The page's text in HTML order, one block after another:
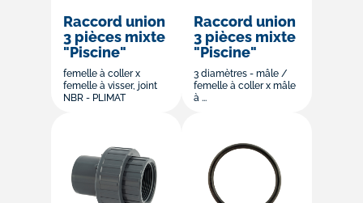
Raccord union
3 pièces mixte
"Piscine"
femelle à coller x
femelle à visser, joint
NBR - PLIMAT
Raccord union
3 pièces mixte
"Piscine"
3 diamètres - mâle /
femelle à coller x mâle
à ...